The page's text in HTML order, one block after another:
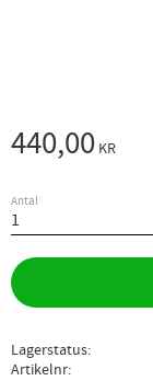
440,00 KR
Antal
Lagerstatus
Artikelnr